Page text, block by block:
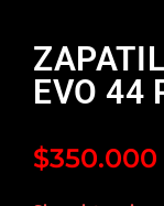
EVO 44
$350.000